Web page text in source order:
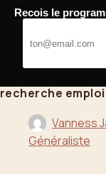
Passer
contenu
Bahoo
recherche
Vanness
Généraliste
Recois le